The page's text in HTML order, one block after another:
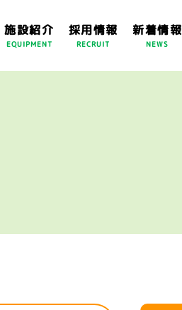
施設紹介
EQUIPMENT
採用情報
RECRUIT
新着情報
NEWS